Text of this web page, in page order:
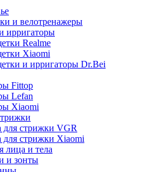
и велотренажеры
ирригаторы
Realme
Xiaomi
и ирригаторы Dr.Bei
Fittop
Lefan
Xiaomi
стрижки VGR
стрижки Xiaomi
лица и тела
и зонты